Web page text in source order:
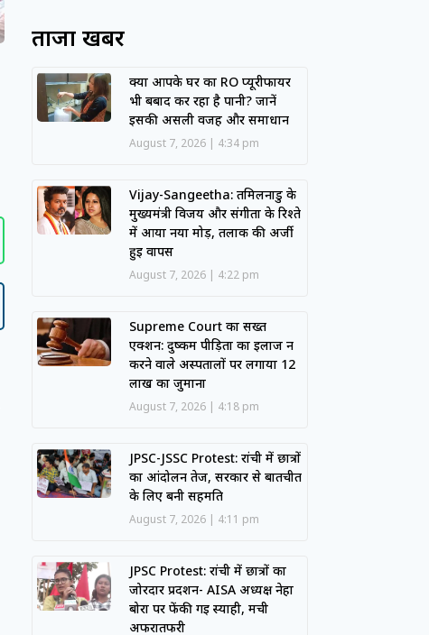
ताजा खबरें
क्या आपके घर का RO प्यूरीफायर
भी बर्बाद कर रहा है पानी? जानें
इसकी असली वजह और समाधान
August 7, 2026 4:34 pm
Vijay-Sangeetha: तमिलनाडु के
मुख्यमंत्री विजय और संगीता के रिश्ते
में आया नया मोड़, तलाक की अर्जी
हुई वापस
August 7, 2026 4:22 pm
Supreme Court का सख्त
एक्शन: दुष्कर्म पीड़िता का इलाज न
करने वाले अस्पतालों पर लगाया 12
लाख का जुर्माना
August 7, 2026 4:18 pm
JPSC-JSSC Protest: रांची में छात्रों
का आंदोलन तेज, सरकार से बातचीत
के लिए बनी सहमति
August 7, 2026 4:11 pm
JPSC Protest: रांची में छात्रों का
जोरदार प्रदर्शन- AISA अध्यक्ष नेहा
बोरा पर फेंकी गई स्याही, मची
अफरातफरी